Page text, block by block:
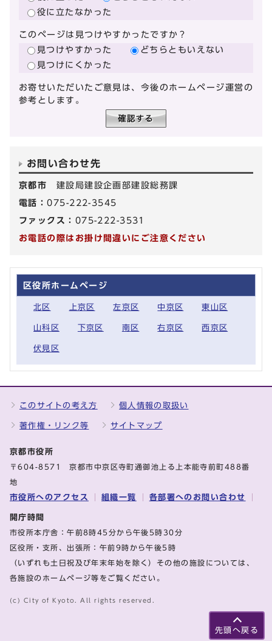
役に立たなかった
このページは見つけやすかったですか？
見つけやすかった
どちらともいえない
見つけにくかった
お寄せいただいたご意見は、今後のホームページ運営の
参考とします。
お問い合わせ先
京都市 建設局建設企画部建設総務課
電話：075-222-3545
ファックス： 075-222-3531
お電話の際はお掛け間違いにご注意ください
区役所ホームページ
北区 上京区 左京区 中京区 東山区
山科区 下京区 南区 右京区 西京区
伏見区
先頭へ戻る
このサイトの考え方 個人情報の取扱い
著作権・リンク等 サイトマップ
京都市役所
〒604-8571 京都市中京区寺町通御池上る上本能寺前町488番
地
市役所へのアクセス 組織一覧 各部署へのお問い合わせ
開庁時間
市役所本庁舎：午前8時45分から午後5時30分
区役所・支所、出張所：午前9時から午後5時
（いずれも土日祝及び年末年始を除く）その他の施設については、
各施設のホームページ等をご覧ください。
(c) City of Kyoto. All rights reserved.